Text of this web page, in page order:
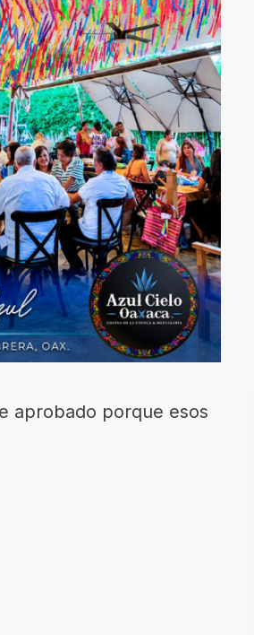
aprobado porque esos